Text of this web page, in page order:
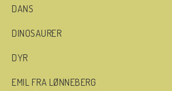
DANS
DINOSAURER
DYR
EMIL FRA LØNNEBERG